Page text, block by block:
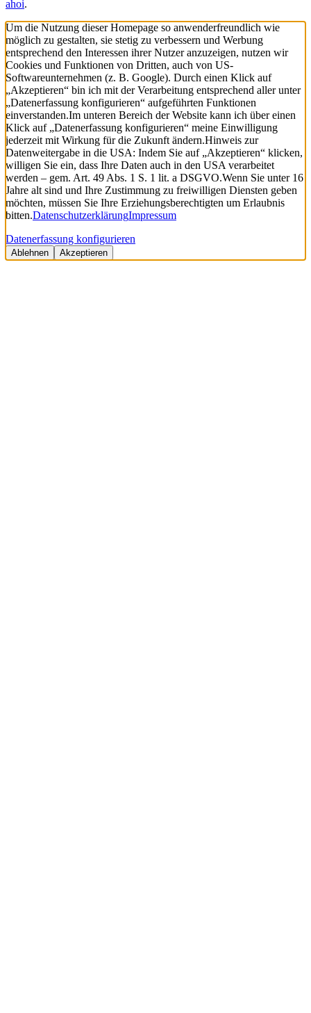
ahoi.
Um die Nutzung dieser Homepage so anwenderfreundlich wie
möglich zu gestalten, sie stetig zu verbessern und Werbung
entsprechend den Interessen ihrer Nutzer anzuzeigen, nutzen wir
Cookies und Funktionen von Dritten, auch von US-
Softwareunternehmen (z. B. Google). Durch einen Klick auf
„Akzeptieren“ bin ich mit der Verarbeitung entsprechend aller unter
„Datenerfassung konfigurieren“ aufgeführten Funktionen
einverstanden.Im unteren Bereich der Website kann ich über einen
Klick auf „Datenerfassung konfigurieren“ meine Einwilligung
jederzeit mit Wirkung für die Zukunft ändern.Hinweis zur
Datenweitergabe in die USA: Indem Sie auf „Akzeptieren“ klicken,
willigen Sie ein, dass Ihre Daten auch in den USA verarbeitet
werden – gem. Art. 49 Abs. 1 S. 1 lit. a DSGVO.Wenn Sie unter 16
Jahre alt sind und Ihre Zustimmung zu freiwilligen Diensten geben
möchten, müssen Sie Ihre Erziehungsberechtigten um Erlaubnis
bitten.DatenschutzerklärungImpressum
Datenerfassung konfigurieren
Ablehnen Akzeptieren